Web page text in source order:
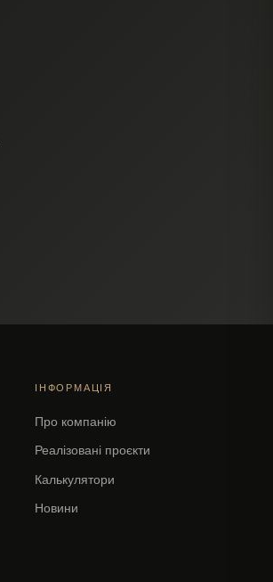
ІНФОРМАЦІЯ
Про компанію
Реалізовані проєкти
Калькулятори
Новини